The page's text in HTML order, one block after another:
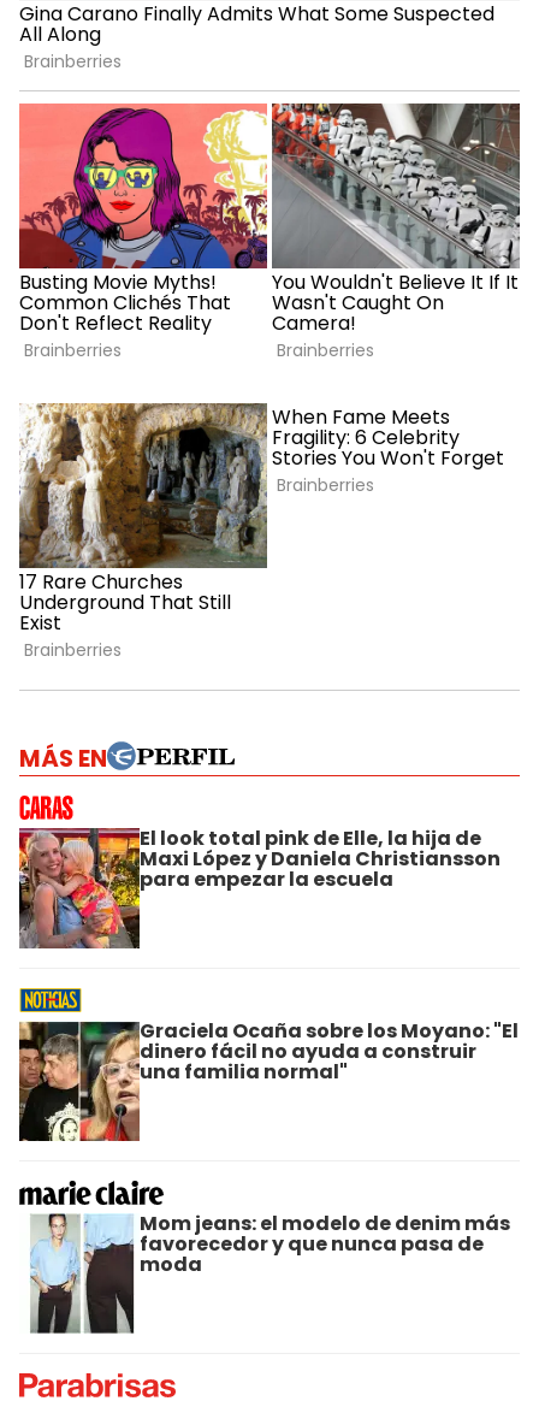
MÁS EN
El look total pink de Elle, la hija de
Maxi López y Daniela Christiansson
para empezar la escuela
Graciela Ocaña sobre los Moyano: "El
dinero fácil no ayuda a construir
una familia normal"
Mom jeans: el modelo de denim más
favorecedor y que nunca pasa de
moda